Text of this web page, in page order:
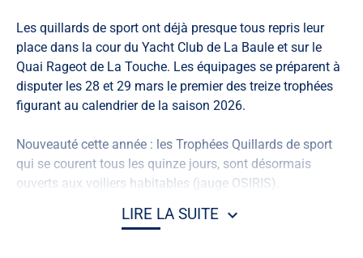
3. Christophe Declercq
Podium Kite Foil
1. Sébastien Cou
2. Iban Jaffres
3. Mathis Bastien
Les quillards de sport ont déjà presque tous repris leur
place dans la cour du Yacht Club de La Baule et sur le
Quai Rageot de La Touche. Les équipages se préparent à
disputer les 28 et 29 mars le premier des treize trophées
figurant au calendrier de la saison 2026.
Nouveauté cette année : les Trophées Quillards de sport
qui se courent tous les quinze jours, sont désormais
ouverts aux voiliers habitables (jauge OSIRIS).
Pour garantir le bon déroulement de l'épreuve pensez à
LIRE LA SUITE